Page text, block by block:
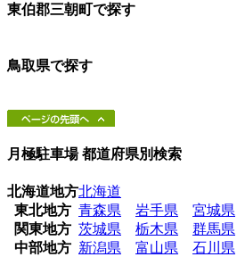
東伯郡三朝町で探す
鳥取県で探す
月極駐車場 都道府県別検索
北海道地方北海道
東北地方 青森県 岩手県 宮城県
関東地方 茨城県 栃木県 群馬県
中部地方 新潟県 富山県 石川県